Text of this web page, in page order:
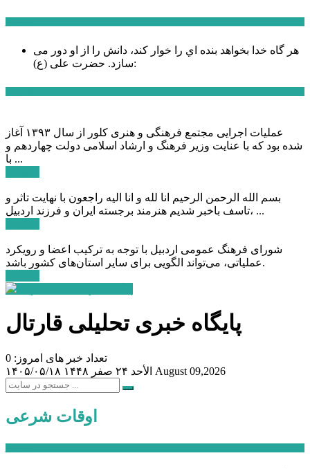
هر گاه خدا بخواهد بنده اي را خوار كند، دانش را از او دور می
سازد.حضرت علی (ع):
عملیات اجرایی مجتمع فرهنگی و هنری کلور از سال ۱۳۹۳ آغاز
شده بود که با عنایت وزیر فرهنگ و ارشاد اسلامی دولت چهاردهم و
با ...
بسم الله الرحمن الرحیم انا لله و انا الیه راجعون با نهایت تاثر و
تاسف باخبر شدیم هنرمند برجسته ایران و فرزند اردبیل، ...
شورای فرهنگ عمومی اردبیل با توجه به ترکیب اعضا و رویکرد
عملیاتی، می‌تواند الگویی برای سایر استان‌های کشور باشد.
پایگاه خبری تحلیلی قارتال
تعداد خبر های امروز: 0
۱۴۰۵/۰۵/۱۸
الأحد ۲۴ صفر ۱۴۴۸ August 09,2026
اوقات شرعی